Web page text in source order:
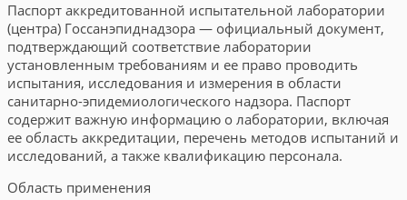
Паспорт аккредитованной испытательной лаборатории
(центра) Госсанэпиднадзора — официальный документ,
подтверждающий соответствие лаборатории
установленным требованиям и ее право проводить
испытания, исследования и измерения в области
санитарно-эпидемиологического надзора. Паспорт
содержит важную информацию о лаборатории, включая
ее область аккредитации, перечень методов испытаний и
исследований, а также квалификацию персонала.
Область применения